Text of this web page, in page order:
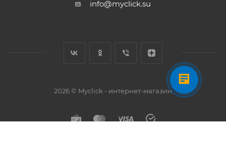
info@myclick.su
2026 © Myclick - интернет-магазин